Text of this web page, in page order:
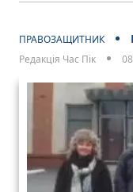
ПРАВОЗАЩИТНИК
Редакція Час Пік